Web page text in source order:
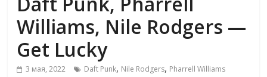
Williams, Nile Rodgers —
Get Lucky
3 мая, 2022 Daft Punk, Nile Rodgers, Pharrell Williams